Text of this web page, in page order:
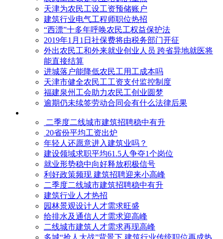
天津为农民工设工资预储账户
建筑行业电气工程师职位热招
“西漂”十多年呼唤农民工权益保护法
2019年1月1日社保费将由税务部门开征
外出农民工和外来就业创业人员 跨省异地就医将
能直接结算
进城落户能降低农民工用工成本吗
天津市健全农民工工资支付监控制度
福建泉州工会助力农民工创业圆梦
逾期仍未续签劳动合同会有什么法律后果
二季度二线城市建筑招聘稳中有升
20省份平均工资出炉
年轻人还愿意进入建筑业吗？
建设领域求职平均61.5人争夺1个岗位
就业形势稳中向好释放积极信号
利好政策频现 建筑招聘迎来小高峰
二季度二线城市建筑招聘稳中有升
建筑行业人才热招
园林景观设计人才需求旺盛
给排水及通信人才需求迎高峰
二线城市建筑人才需求再现高峰